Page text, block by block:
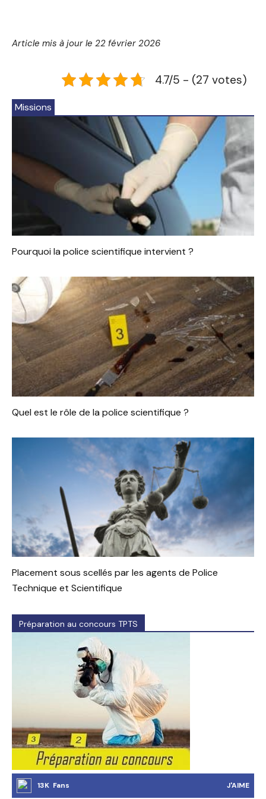
Article mis à jour le 22 février 2026
4.7/5 - (27 votes)
Missions
Pourquoi la police scientifique intervient ?
Quel est le rôle de la police scientifique ?
Placement sous scellés par les agents de Police
Technique et Scientifique
Préparation au concours TPTS
13K Fans J'AIME